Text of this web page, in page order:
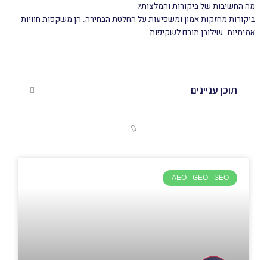
מה החשיבות של ביקורות והמלצות?
ביקורות מחזקות אמון ומשפיעות על החלטת הבחירה. הן משקפות חוויות
אמיתיות. שילובן תורם לשקיפות.
תוכן עניינים
AEO - GEO - SEO